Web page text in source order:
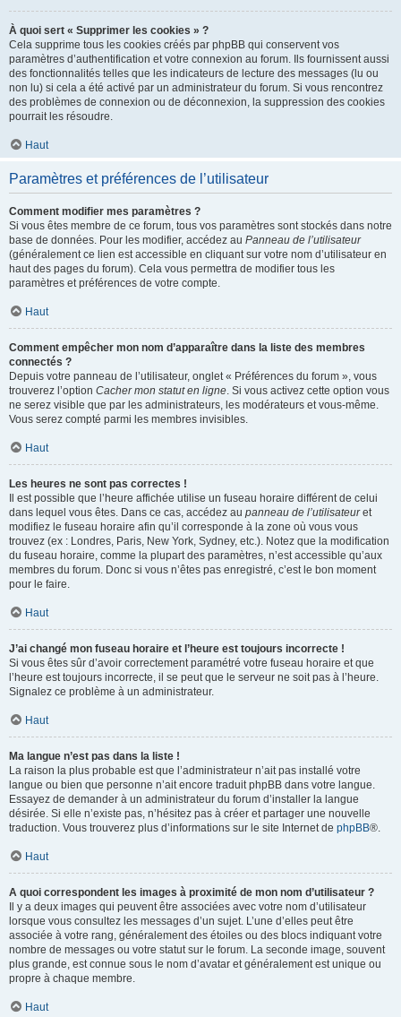
À quoi sert « Supprimer les cookies » ?
Cela supprime tous les cookies créés par phpBB qui conservent vos
paramètres d’authentification et votre connexion au forum. Ils fournissent aussi
des fonctionnalités telles que les indicateurs de lecture des messages (lu ou
non lu) si cela a été activé par un administrateur du forum. Si vous rencontrez
des problèmes de connexion ou de déconnexion, la suppression des cookies
pourrait les résoudre.
Haut
Paramètres et préférences de l’utilisateur
Comment modifier mes paramètres ?
Si vous êtes membre de ce forum, tous vos paramètres sont stockés dans notre
base de données. Pour les modifier, accédez au Panneau de l’utilisateur
(généralement ce lien est accessible en cliquant sur votre nom d’utilisateur en
haut des pages du forum). Cela vous permettra de modifier tous les
paramètres et préférences de votre compte.
Haut
Comment empêcher mon nom d’apparaître dans la liste des membres
connectés ?
Depuis votre panneau de l’utilisateur, onglet « Préférences du forum », vous
trouverez l’option Cacher mon statut en ligne. Si vous activez cette option vous
ne serez visible que par les administrateurs, les modérateurs et vous-même.
Vous serez compté parmi les membres invisibles.
Haut
Les heures ne sont pas correctes !
Il est possible que l’heure affichée utilise un fuseau horaire différent de celui
dans lequel vous êtes. Dans ce cas, accédez au panneau de l’utilisateuret
modifiez le fuseau horaire afin qu’il corresponde à la zone où vous vous
trouvez (ex : Londres, Paris, New York, Sydney, etc.). Notez que la modification
du fuseau horaire, comme la plupart des paramètres, n’est accessible qu’aux
membres du forum. Donc si vous n’êtes pas enregistré, c’est le bon moment
pour le faire.
Haut
J’ai changé mon fuseau horaire et l’heure est toujours incorrecte !
Si vous êtes sûr d’avoir correctement paramétré votre fuseau horaire et que
l’heure est toujours incorrecte, il se peut que le serveur ne soit pas à l’heure.
Signalez ce problème à un administrateur.
Haut
Ma langue n’est pas dans la liste !
La raison la plus probable est que l’administrateur n’ait pas installé votre
langue ou bien que personne n’ait encore traduit phpBB dans votre langue.
Essayez de demander à un administrateur du forum d’installer la langue
désirée. Si elle n’existe pas, n’hésitez pas à créer et partager une nouvelle
traduction. Vous trouverez plus d’informations sur le site Internet de phpBB®.
Haut
A quoi correspondent les images à proximité de mon nom d’utilisateur ?
Il y a deux images qui peuvent être associées avec votre nom d’utilisateur
lorsque vous consultez les messages d’un sujet. L’une d’elles peut être
associée à votre rang, généralement des étoiles ou des blocs indiquant votre
nombre de messages ou votre statut sur le forum. La seconde image, souvent
plus grande, est connue sous le nom d’avatar et généralement est unique ou
propre à chaque membre.
Haut